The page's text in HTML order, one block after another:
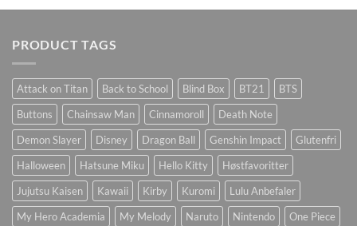
PRODUCT TAGS
Attack on Titan Back to School Blind Box BT21
BTS
Buttons
Chainsaw Man Cinnamoroll
Death Note
Demon Slayer
Disney Dragon Ball Genshin Impact
Glutenfri
Halloween
Hatsune Miku Hello Kitty
Høstfavoritter
Jujutsu Kaisen
Kawaii Kirby Kuromi
Lulu Anbefaler
My Hero Academia
My Melody Naruto Nintendo
One Piece